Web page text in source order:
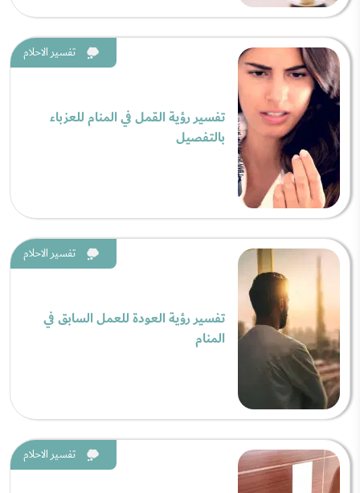
تفسير الاحلام
تفسير رؤية القمل في المنام للعزباء
بالتفصيل
تفسير الاحلام
تفسير رؤية العودة للعمل السابق في
المنام
تفسير الاحلام